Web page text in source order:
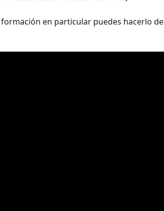
en particular puedes hacerlo de